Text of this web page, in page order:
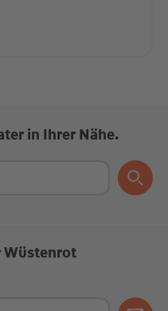
in Ihrer Nähe.
Wüstenrot